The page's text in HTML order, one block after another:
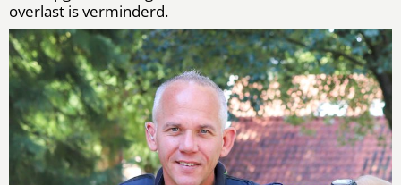
overlast is verminderd.